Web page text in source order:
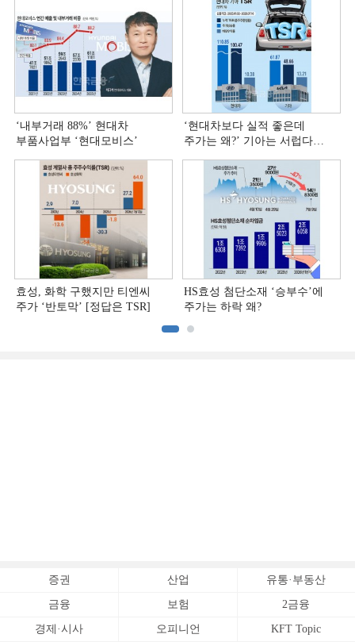
‘내부거래 88%ʼ 현대차
부품사업부 ‘현대모비스ʼ
‘현대차보다 실적 좋은데
주가는 왜?ʼ 기아는 서럽다
효성, 화학 구했지만 티엔씨
주가 ‘반토막’ [정답은 TSR]
HS효성 첨단소재 ‘승부수’에
주가는 하락 왜?
증권 산업 유통·부동산
금융 보험 2금융
경제·시사 오피니언 KFT Topic